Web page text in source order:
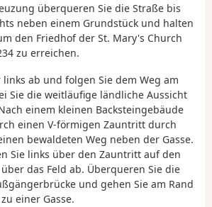
überqueren Sie die Straße bis
neben einem Grundstück und halten
den Friedhof der St. Mary's Church
zu erreichen.
links ab und folgen Sie dem Weg am
Sie die weitläufige ländliche Aussicht
einem kleinen Backsteingebäude
einen V-förmigen Zauntritt durch
bewaldeten Weg neben der Gasse.
Sie links über den Zauntritt auf den
das Feld ab. Überqueren Sie die
und gehen Sie am Rand
einer Gasse.